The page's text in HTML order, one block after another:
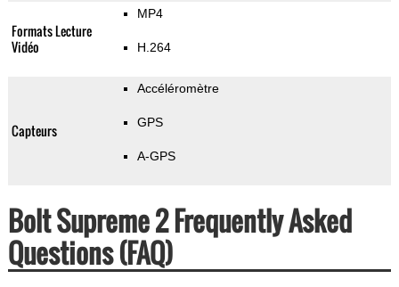
Formats Lecture
Vidéo
MP4
H.264
Capteurs
Accéléromètre
GPS
A-GPS
Bolt Supreme 2 Frequently Asked
Questions (FAQ)